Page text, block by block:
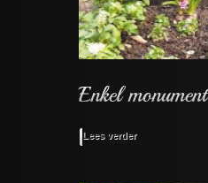
Lees verder